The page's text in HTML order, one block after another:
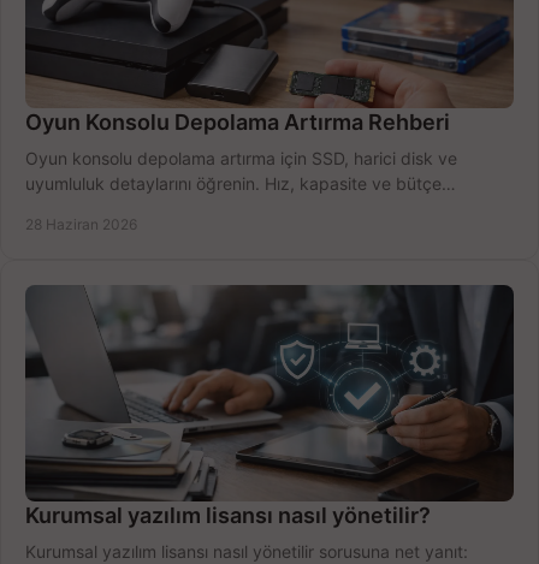
Oyun Konsolu Depolama Artırma Rehberi
Oyun konsolu depolama artırma için SSD, harici disk ve
uyumluluk detaylarını öğrenin. Hız, kapasite ve bütçe
28 Haziran 2026
Kurumsal yazılım lisansı nasıl yönetilir?
Kurumsal yazılım lisansı nasıl yönetilir sorusuna net yanıt: